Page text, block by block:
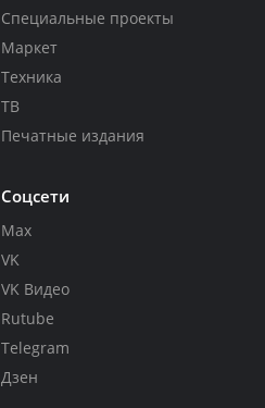
Специальные проекты
Маркет
Техника
ТВ
Печатные издания
Соцсети
Max
VK
VK Видео
Rutube
Telegram
Дзен